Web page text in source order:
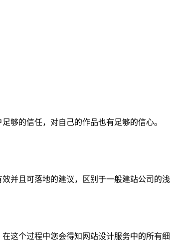
够的信任，对自己的作品也有足够的信心。
并且可落地的建议，区别于一般建站公司的
这个过程中您会得知网站设计服务中的所有